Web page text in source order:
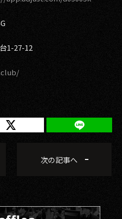
1-27-12
次の記事へ